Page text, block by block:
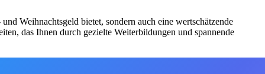
Weihnachtsgeld bietet, sondern auch eine wertschätzende
das Ihnen durch gezielte Weiterbildungen und spannende